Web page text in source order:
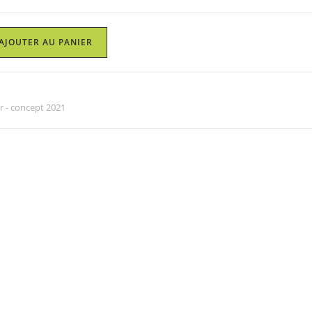
AU PANIER
- concept 2021